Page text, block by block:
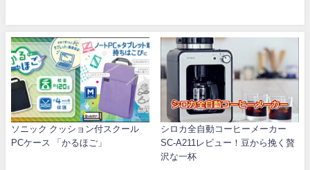
ソニック クッション付スクール
PCケース 「かるほご」
シロカ全自動コーヒーメーカー
SC-A211レビュー！豆から挽く贅
沢な一杯